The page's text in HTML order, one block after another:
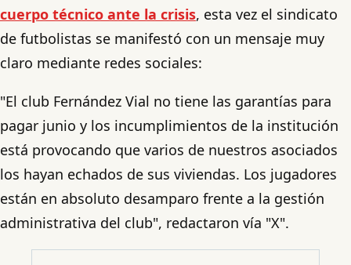
cuerpo técnico ante la crisis, esta vez el sindicato
de futbolistas se manifestó con un mensaje muy
claro mediante redes sociales:
"El club Fernández Vial no tiene las garantías para
pagar junio y los incumplimientos de la institución
está provocando que varios de nuestros asociados
los hayan echados de sus viviendas. Los jugadores
están en absoluto desamparo frente a la gestión
administrativa del club", redactaron vía "X".